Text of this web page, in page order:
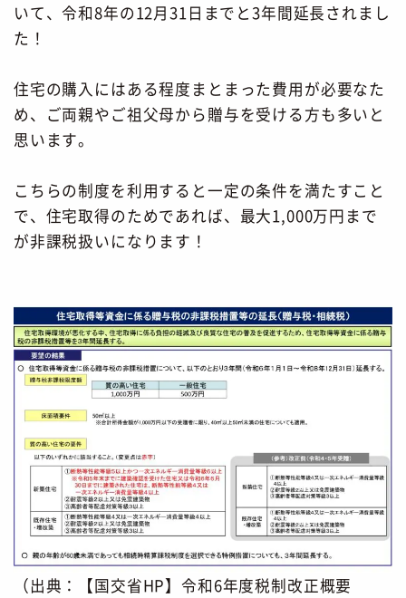
いて、令和8年の12月31日までと3年間延長されまし
た！
住宅の購入にはある程度まとまった費用が必要なた
め、ご両親やご祖父母から贈与を受ける方も多いと
思います。
こちらの制度を利用すると一定の条件を満たすこと
で、住宅取得のためであれば、最大1,000万円まで
が非課税扱いになります！
（出典：【国交省HP】令和6年度税制改正概要